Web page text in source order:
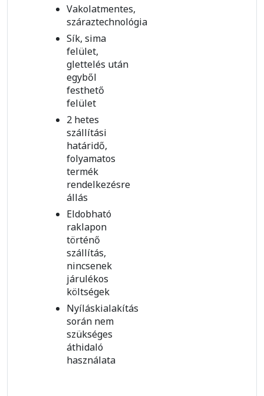
Vakolatmentes,
száraztechnológia
Sík, sima
felület,
glettelés után
egyből
festhető
felület
2 hetes
szállítási
határidő,
folyamatos
termék
rendelkezésre
állás
Eldobható
raklapon
történő
szállítás,
nincsenek
járulékos
költségek
Nyíláskialakítás
során nem
szükséges
áthidaló
használata